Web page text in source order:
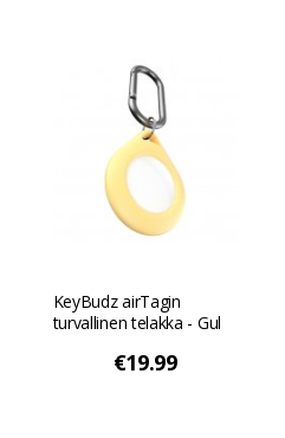
KeyBudz airTagin
turvallinen telakka - Gul
€19.99